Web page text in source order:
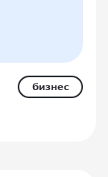
бизнес